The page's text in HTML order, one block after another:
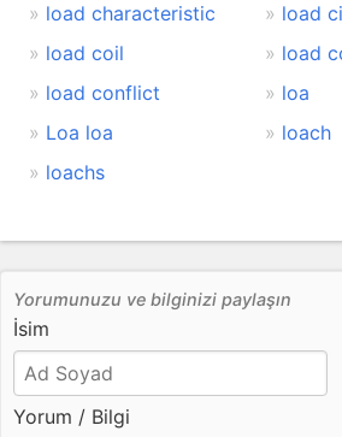
load characteristic
load
load coil
load
load conflict
loa
Loa loa
loach
loachs
Yorumunuzu ve bilginizi paylaşın
İsim
Yorum / Bilgi